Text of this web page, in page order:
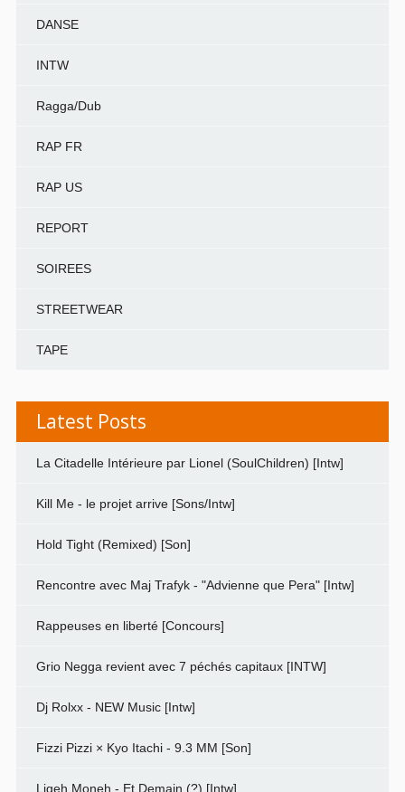
DANSE
INTW
Ragga/Dub
RAP FR
RAP US
REPORT
SOIREES
STREETWEAR
TAPE
Latest Posts
La Citadelle Intérieure par Lionel (SoulChildren) [Intw]
Kill Me - le projet arrive [Sons/Intw]
Hold Tight (Remixed) [Son]
Rencontre avec Maj Trafyk - "Advienne que Pera" [Intw]
Rappeuses en liberté [Concours]
Grio Negga revient avec 7 péchés capitaux [INTW]
Dj Rolxx - NEW Music [Intw]
Fizzi Pizzi × Kyo Itachi - 9.3 MM [Son]
Ligeh Moneh - Et Demain (?) [Intw]